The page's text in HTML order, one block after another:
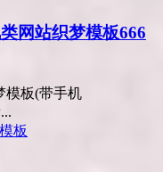
网站织梦模板666
模板(带手机